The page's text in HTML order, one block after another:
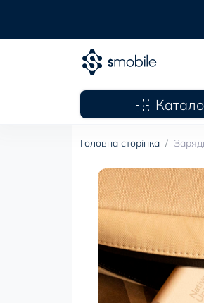
Головна сторінка